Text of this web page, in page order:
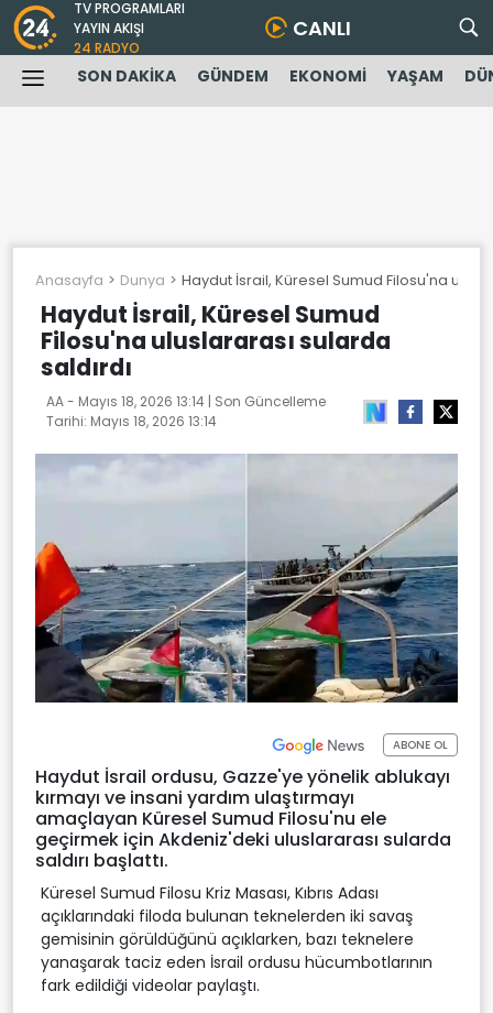
TV PROGRAMLARI
YAYIN AKIŞI
24 RADYO
CANLI
SON DAKİKA GÜNDEM EKONOMİ YAŞAM
Anasayfa Dunya Haydut İsrail, Küresel Sumud Filosu'na
Haydut İsrail, Küresel Sumud
Filosu'na uluslararası sularda
saldırdı
AA - Mayıs 18, 2026 13:14 | Son Güncelleme
Tarihi: Mayıs 18, 2026 13:14
ABONE OL
Haydut İsrail ordusu, Gazze'ye yönelik ablukayı
kırmayı ve insani yardım ulaştırmayı
amaçlayan Küresel Sumud Filosu'nu ele
geçirmek için Akdeniz'deki uluslararası sularda
saldırı başlattı.
Küresel Sumud Filosu Kriz Masası, Kıbrıs Adası
açıklarındaki filoda bulunan teknelerden iki savaş
gemisinin görüldüğünü açıklarken, bazı teknelere
yanaşarak taciz eden İsrail ordusu hücumbotlarının
fark edildiği videolar paylaştı.